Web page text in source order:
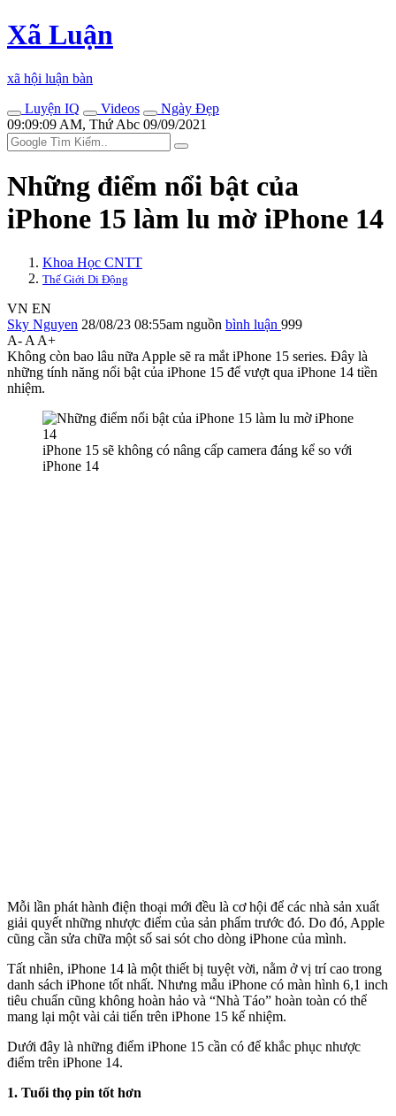
Xã Luận
xã hội luận bàn
Luyện IQ
Videos
Ngày Đẹp
09:09:09 AM, Thứ Abc 09/09/2021
Những điểm nổi bật của
iPhone 15 làm lu mờ iPhone 14
Khoa Học CNTT
Thế Giới Di Động
VN EN
Sky Nguyen 28/08/23 08:55am nguồn bình luận 999
A- A A+
Không còn bao lâu nữa Apple sẽ ra mắt iPhone 15 series. Đây là
những tính năng nổi bật của iPhone 15 để vượt qua iPhone 14 tiền
nhiệm.
iPhone 15 sẽ không có nâng cấp camera đáng kể so với
iPhone 14
Mỗi lần phát hành điện thoại mới đều là cơ hội để các nhà sản xuất
giải quyết những nhược điểm của sản phẩm trước đó. Do đó, Apple
cũng cần sửa chữa một số sai sót cho dòng iPhone của mình.
Tất nhiên, iPhone 14 là một thiết bị tuyệt vời, nằm ở vị trí cao trong
danh sách iPhone tốt nhất. Nhưng mẫu iPhone có màn hình 6,1 inch
tiêu chuẩn cũng không hoàn hảo và “Nhà Táo” hoàn toàn có thể
mang lại một vài cải tiến trên iPhone 15 kế nhiệm.
Dưới đây là những điểm iPhone 15 cần có để khắc phục nhược
điểm trên iPhone 14.
1. Tuổi thọ pin tốt hơn